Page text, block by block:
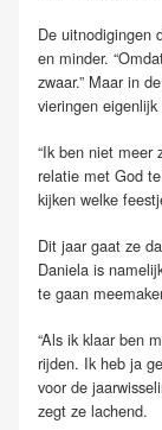
De uitnodigingen
en minder.
zwaar.” Maar in
vieringen
“Ik ben niet meer
relatie met God
kijken welke
Dit jaar gaat ze
Daniela is
te gaan
“Als ik klaar ben
rijden. Ik heb ja
voor de
zegt ze lachend.